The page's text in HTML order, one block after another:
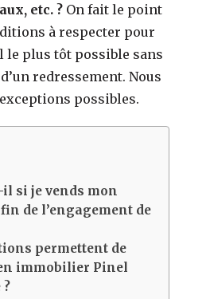
etc. ? On fait le point
à respecter pour
le plus tôt possible sans
redressement. Nous
possibles.
il si je vends mon
de l’engagement de
permettent de
immobilier Pinel